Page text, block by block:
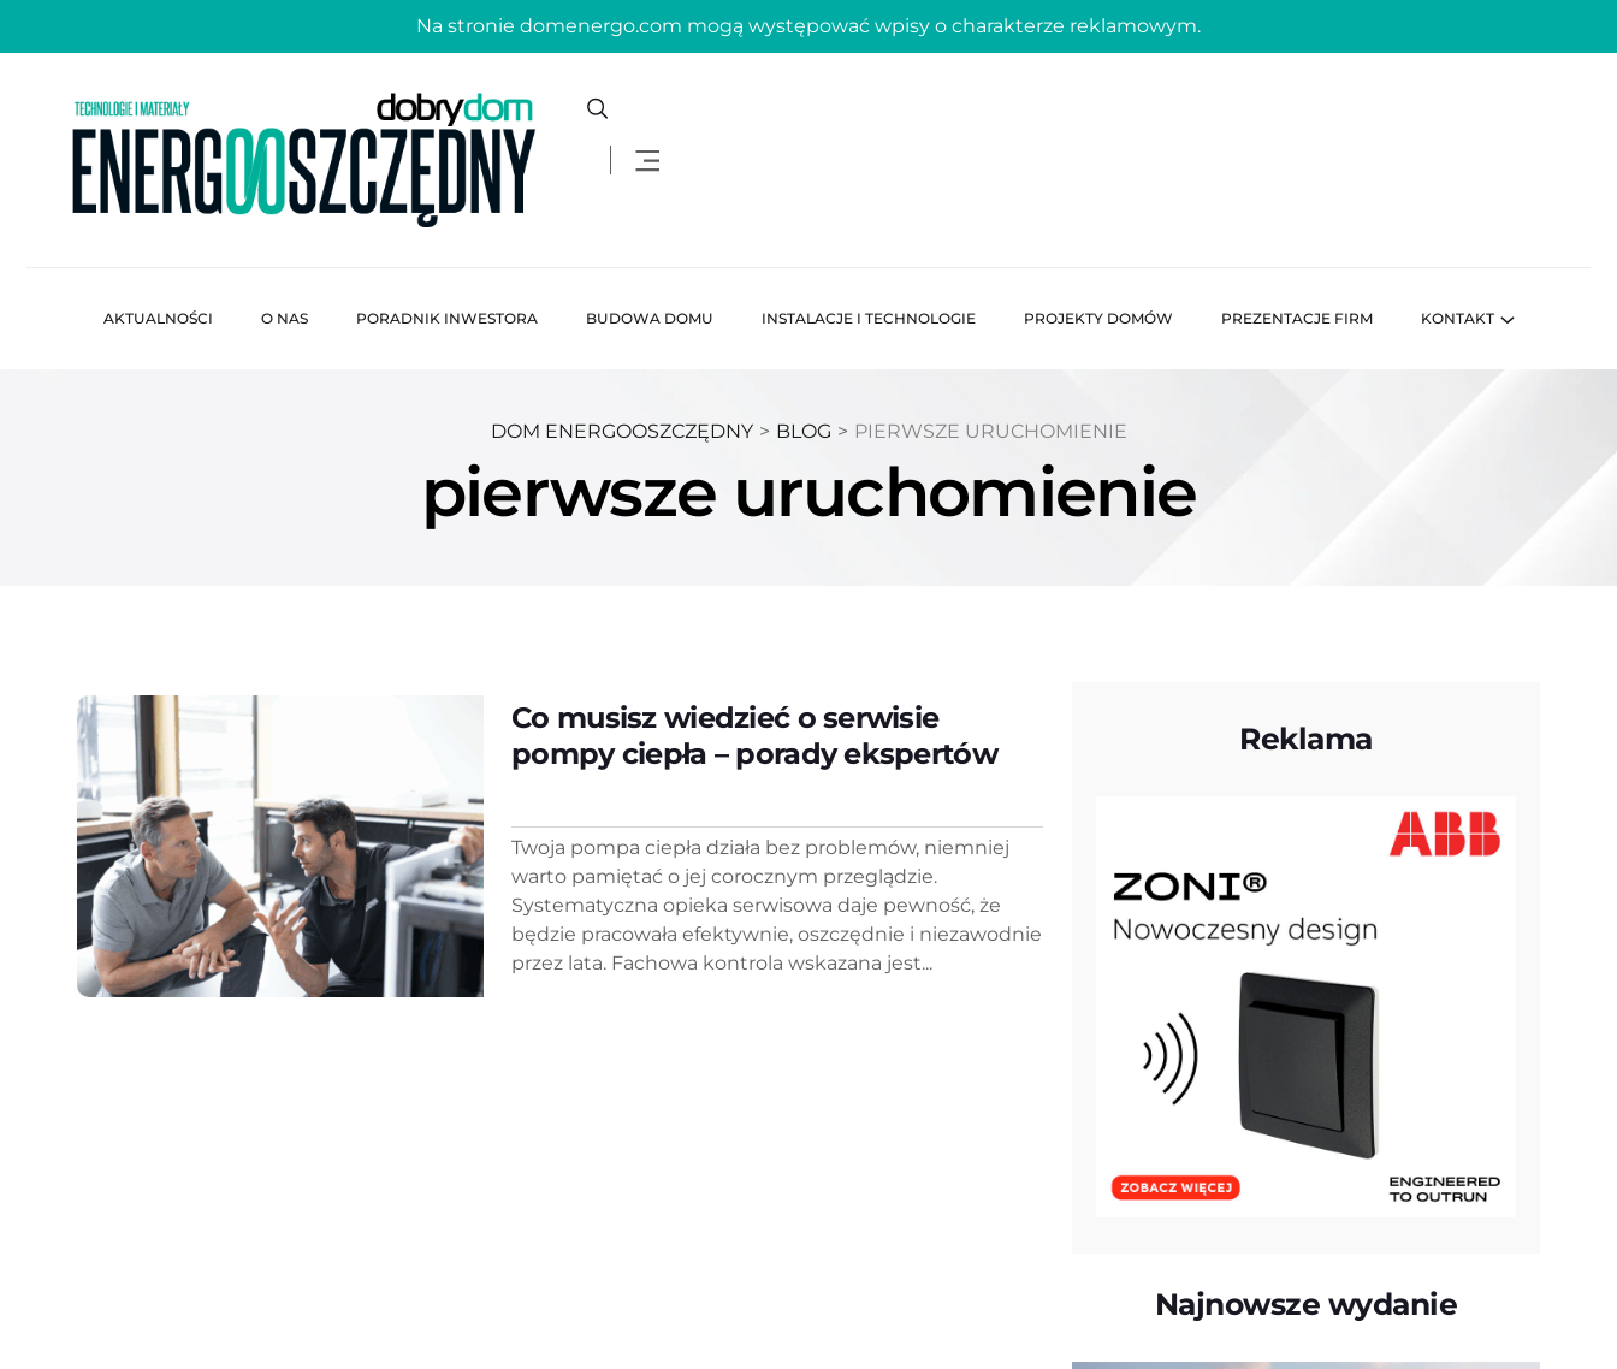
Na stronie domenergo.com mogą występować wpisy o charakterze reklamowym.
AKTUALNOŚCI O NAS PORADNIK INWESTORA BUDOWA DOMU INSTALACJE I TECHNOLOGIE PROJEKTY DOMÓW PREZENTACJE FIRM KONTAKT
DOM ENERGOOSZCZĘDNY > BLOG > PIERWSZE URUCHOMIENIE
pierwsze uruchomienie
Co musisz wiedzieć o serwisie
pompy ciepła – porady ekspertów
Twoja pompa ciepła działa bez problemów, niemniej
warto pamiętać o jej corocznym przeglądzie.
Systematyczna opieka serwisowa daje pewność, że
będzie pracowała efektywnie, oszczędnie i niezawodnie
przez lata. Fachowa kontrola wskazana jest...
Reklama
Najnowsze wydanie